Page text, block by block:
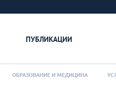
ПУБЛИКАЦИИ
ОБРАЗОВАНИЕ И МЕДИЦИНА